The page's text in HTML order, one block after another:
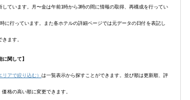
しています。月〜金は午前1時から3時の間に情報の取得、再構成を行ってい
に行っています。また各ホテルの詳細ページでは元データの日付を表記し
ます。
に関して】
リアで絞り込む） は一覧表示から探すことができます。並び順は更新順、評
格の高い順に変更できます。